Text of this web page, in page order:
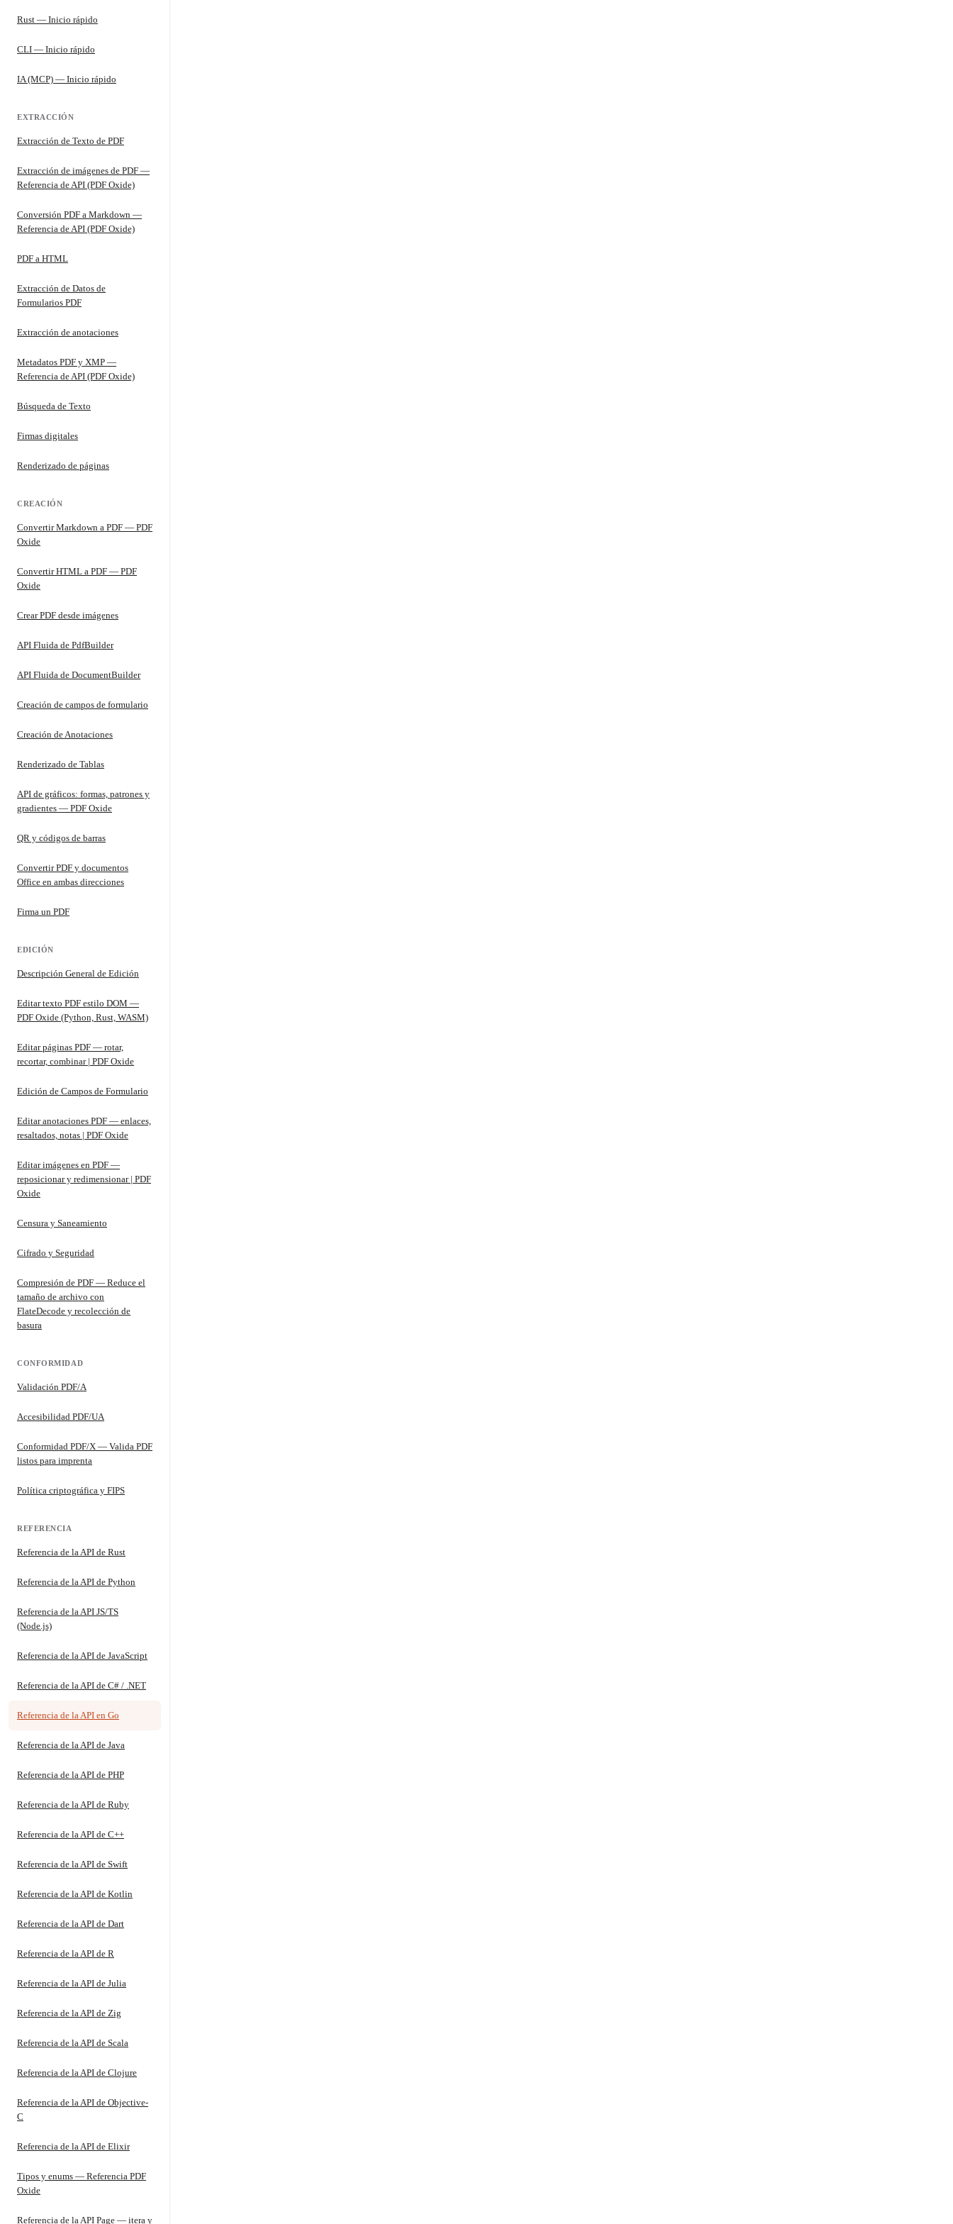
Rust — Inicio rápido
CLI — Inicio rápido
IA (MCP) — Inicio rápido
EXTRACCIÓN
Extracción de Texto de PDF
Extracción de imágenes de PDF —
Referencia de API (PDF Oxide)
Conversión PDF a Markdown —
Referencia de API (PDF Oxide)
PDF a HTML
Extracción de Datos de
Formularios PDF
Extracción de anotaciones
Metadatos PDF y XMP —
Referencia de API (PDF Oxide)
Búsqueda de Texto
Firmas digitales
Renderizado de páginas
CREACIÓN
Convertir Markdown a PDF — PDF
Oxide
Convertir HTML a PDF — PDF
Oxide
Crear PDF desde imágenes
API Fluida de PdfBuilder
API Fluida de DocumentBuilder
Creación de campos de formulario
Creación de Anotaciones
Renderizado de Tablas
API de gráficos: formas, patrones y
gradientes — PDF Oxide
QR y códigos de barras
Convertir PDF y documentos
Office en ambas direcciones
Firma un PDF
EDICIÓN
Descripción General de Edición
Editar texto PDF estilo DOM —
PDF Oxide (Python, Rust, WASM)
Editar páginas PDF — rotar,
recortar, combinar | PDF Oxide
Edición de Campos de Formulario
Editar anotaciones PDF — enlaces,
resaltados, notas | PDF Oxide
Editar imágenes en PDF —
reposicionar y redimensionar | PDF
Oxide
Censura y Saneamiento
Cifrado y Seguridad
Compresión de PDF — Reduce el
tamaño de archivo con
FlateDecode y recolección de
basura
CONFORMIDAD
Validación PDF/A
Accesibilidad PDF/UA
Conformidad PDF/X — Valida PDF
listos para imprenta
Política criptográfica y FIPS
REFERENCIA
Referencia de la API de Rust
Referencia de la API de Python
Referencia de la API JS/TS
(Node.js)
Referencia de la API de JavaScript
Referencia de la API de C# / .NET
Referencia de la API en Go
Referencia de la API de Java
Referencia de la API de PHP
Referencia de la API de Ruby
Referencia de la API de C++
Referencia de la API de Swift
Referencia de la API de Kotlin
Referencia de la API de Dart
Referencia de la API de R
Referencia de la API de Julia
Referencia de la API de Zig
Referencia de la API de Scala
Referencia de la API de Clojure
Referencia de la API de Objective-
C
Referencia de la API de Elixir
Tipos y enums — Referencia PDF
Oxide
Referencia de la API Page — itera y